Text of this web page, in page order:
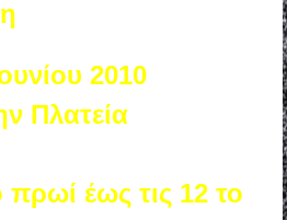
2010
Πλατεία
πρωί έως τις 12 το